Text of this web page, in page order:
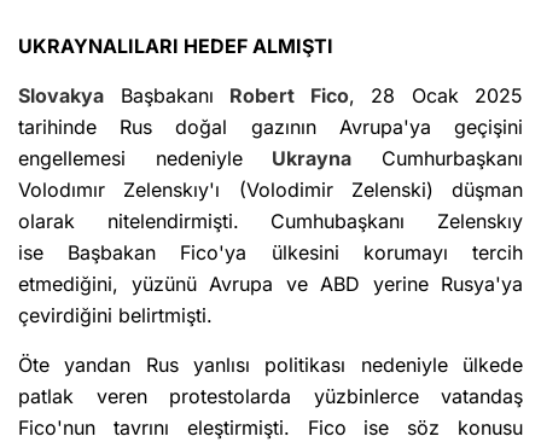
UKRAYNALILARI HEDEF ALMIŞTI
Slovakya Başbakanı Robert Fico, 28 Ocak 2025
tarihinde Rus doğal gazının Avrupa'ya geçişini
engellemesi nedeniyle Ukrayna Cumhurbaşkanı
Volodımır Zelenskıy'ı (Volodimir Zelenski) düşman
olarak nitelendirmişti. Cumhubaşkanı Zelenskıy
ise Başbakan Fico'ya ülkesini korumayı tercih
etmediğini, yüzünü Avrupa ve ABD yerine Rusya'ya
çevirdiğini belirtmişti.
Öte yandan Rus yanlısı politikası nedeniyle ülkede
patlak veren protestolarda yüzbinlerce vatandaş
Fico'nun tavrını eleştirmişti. Fico ise söz konusu